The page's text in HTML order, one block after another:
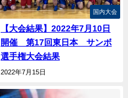
国内大会
【大会結果】2022年7月10日
開催 第17回東日本 サンボ
選手権大会結果
2022年7月15日